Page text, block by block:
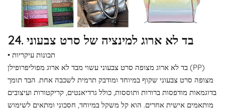
24. בד לא ארוג למינציה של סרט צבעוני
• תכונות עיקריות
בד לא ארוג מצופה סרט צבעוני עשוי מבד לא ארוג מפוליפרופילן (PP)
מצופה סרט צבעוני שקוף במיוחד ומודבק תרמית לשכבה אחת. הבד תומך
בדוגמאות מודפסות ברורות ותוססות, כולל גרדיאנטים, קריקטורות ועיצובים
מותאמים אישית אחרים. הוא קל משקל במיוחד, חסכוני ומתאים לשימוש